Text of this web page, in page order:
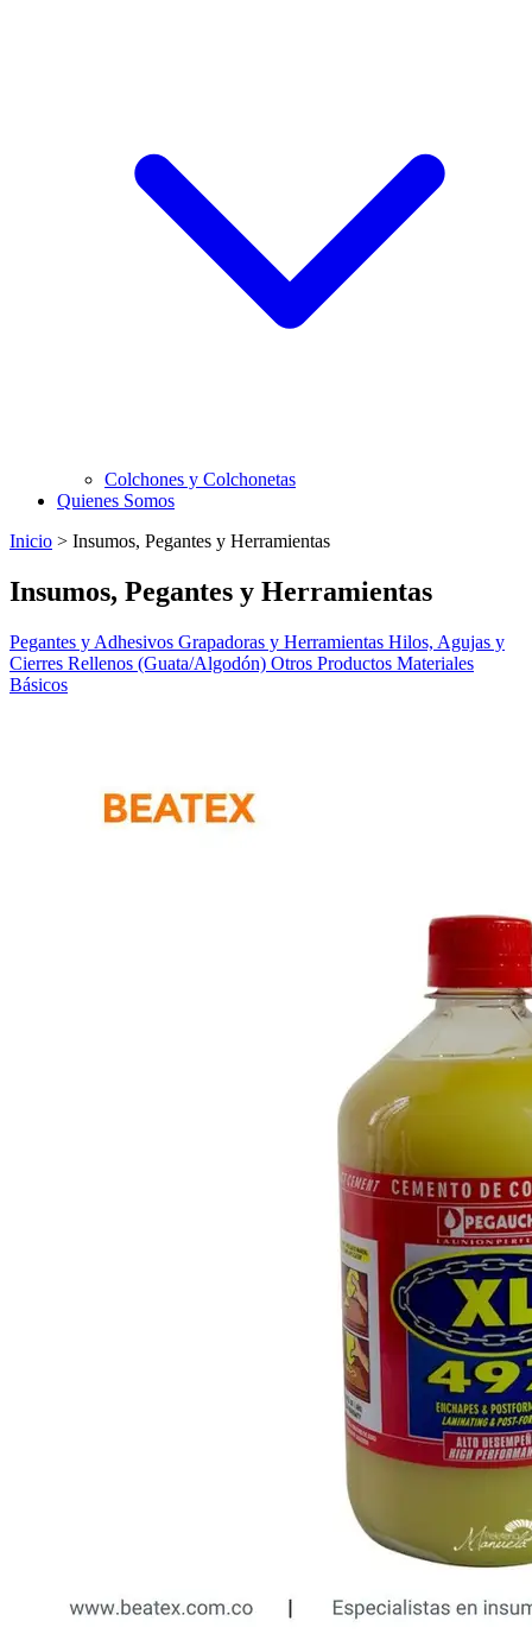
Colchones y Colchonetas
Quienes Somos
Inicio > Insumos, Pegantes y Herramientas
Insumos, Pegantes y Herramientas
Pegantes y Adhesivos Grapadoras y Herramientas Hilos, Agujas y
Cierres Rellenos (Guata/Algodón) Otros Productos Materiales
Básicos